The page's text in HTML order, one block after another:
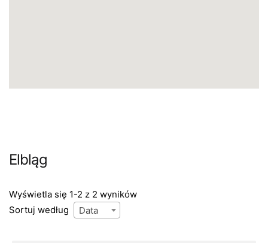
Elbląg
Wyświetla się 1-2 z 2 wyników
Sortuj według
Data